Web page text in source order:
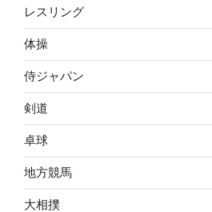
レスリング
体操
侍ジャパン
剣道
卓球
地方競馬
大相撲